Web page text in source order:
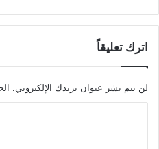
اترك تعليقاً
لن يتم نشر عنوان بريدك الإلكتروني.